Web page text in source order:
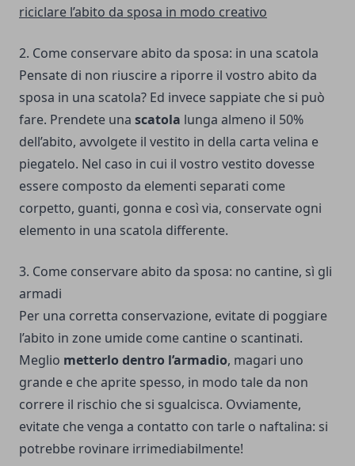
riciclare l’abito da sposa in modo creativo
2. Come conservare abito da sposa: in una scatola
Pensate di non riuscire a riporre il vostro abito da
sposa in una scatola? Ed invece sappiate che si può
fare. Prendete una scatola lunga almeno il 50%
dell’abito, avvolgete il vestito in della carta velina e
piegatelo. Nel caso in cui il vostro vestito dovesse
essere composto da elementi separati come
corpetto, guanti, gonna e così via, conservate ogni
elemento in una scatola differente.
3. Come conservare abito da sposa: no cantine, sì gli
armadi
Per una corretta conservazione, evitate di poggiare
l’abito in zone umide come cantine o scantinati.
Meglio metterlo dentro l’armadio, magari uno
grande e che aprite spesso, in modo tale da non
correre il rischio che si sgualcisca. Ovviamente,
evitate che venga a contatto con tarle o naftalina: si
potrebbe rovinare irrimediabilmente!